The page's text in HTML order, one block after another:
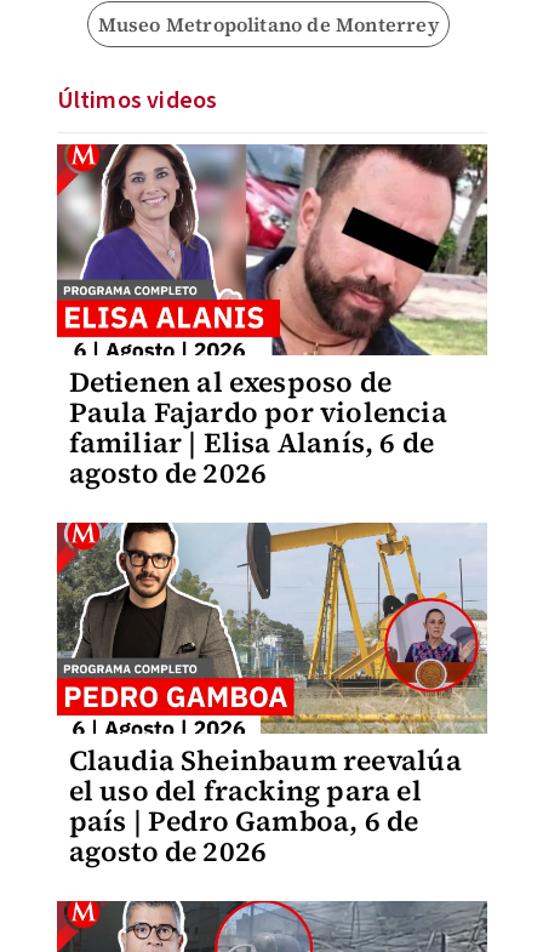
Museo Metropolitano de Monterrey
Últimos videos
Detienen al exesposo de
Paula Fajardo por violencia
familiar | Elisa Alanís, 6 de
agosto de 2026
Claudia Sheinbaum reevalúa
el uso del fracking para el
país | Pedro Gamboa, 6 de
agosto de 2026